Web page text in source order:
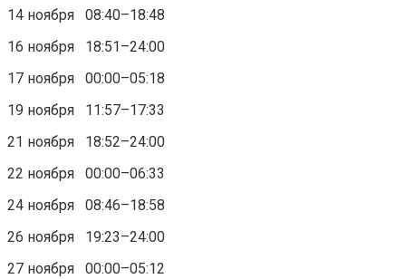
14 ноября 08:40–18:48
16 ноября 18:51–24:00
17 ноября 00:00–05:18
19 ноября 11:57–17:33
21 ноября 18:52–24:00
22 ноября 00:00–06:33
24 ноября 08:46–18:58
26 ноября 19:23–24:00
27 ноября 00:00–05:12